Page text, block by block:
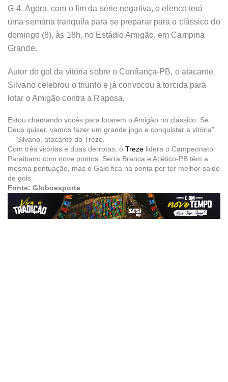
G-4. Agora, com o fim da série negativa, o elenco terá
uma semana tranquila para se preparar para o clássico do
domingo (8), às 18h, no Estádio Amigão, em Campina
Grande.
Autor do gol da vitória sobre o Confiança-PB, o atacante
Silvano celebrou o triunfo e já convocou a torcida para
lotar o Amigão contra a Raposa.
Estou chamando vocês para lotarem o Amigão no clássico. Se
Deus quiser, vamos fazer um grande jogo e conquistar a vitória”.
— Silvano, atacante do Treze.
Com três vitórias e duas derrotas, o Treze lidera o Campeonato
Paraibano com nove pontos. Serra Branca e Atlético-PB têm a
mesma pontuação, mas o Galo fica na ponta por ter melhor saldo
de gols.
Fonte: Globoesporte